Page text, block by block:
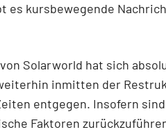
es kursbewegende
Solarworld hat sich
inmitten der
entgegen. Insofern
Faktoren